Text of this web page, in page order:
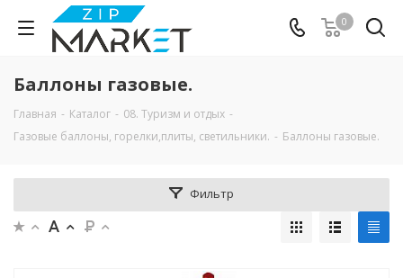
0
Баллоны газовые.
Главная - Каталог - 08. Туризм и отдых -
Газовые баллоны, горелки,плиты, светильники. - Баллоны газовые.
Фильтр